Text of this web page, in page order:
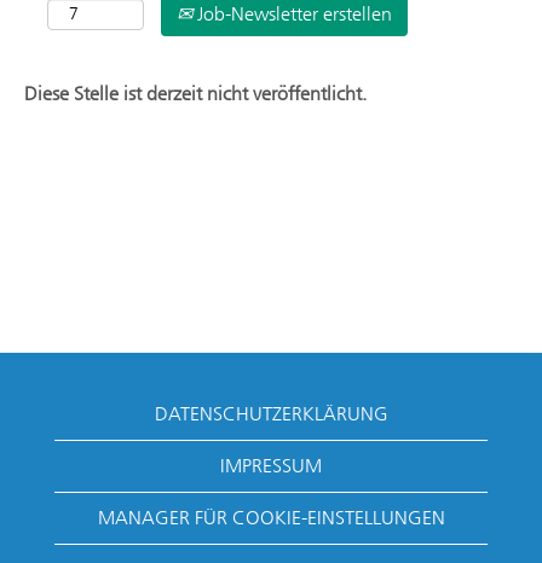
Job-Newsletter erstellen
Diese Stelle ist derzeit nicht veröffentlicht.
DATENSCHUTZERKLÄRUNG
IMPRESSUM
MANAGER FÜR COOKIE-EINSTELLUNGEN